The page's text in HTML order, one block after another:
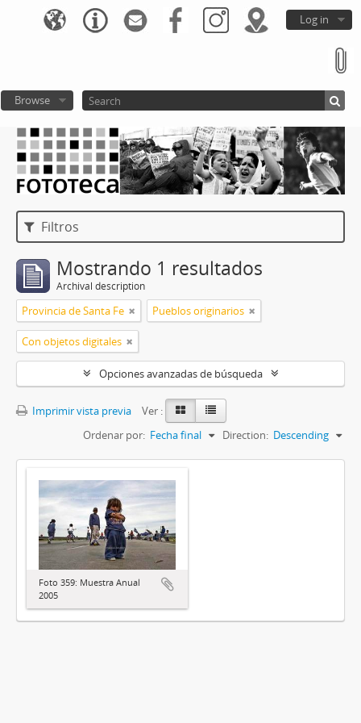
Log in
Browse
Filtros
Mostrando 1 resultados
Archival description
Provincia de Santa Fe Pueblos originarios
Con objetos digitales
Opciones avanzadas de búsqueda
Imprimir vista previa
Ver :
Ordenar por: Fecha final Direction: Descending
Foto 359: Muestra Anual
2005